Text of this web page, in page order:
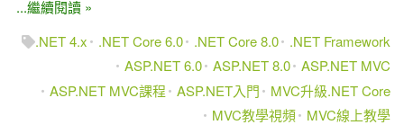
...繼續閱讀 »
.NET 4.x
.NET Core 6.0 .NET Core 8.0
.NET Framework
ASP.NET 6.0 ASP.NET 8.0 ASP.NET MVC
ASP.NET MVC課程
ASP.NET入門
MVC升級.NET Core
MVC教學視頻
MVC線上教學